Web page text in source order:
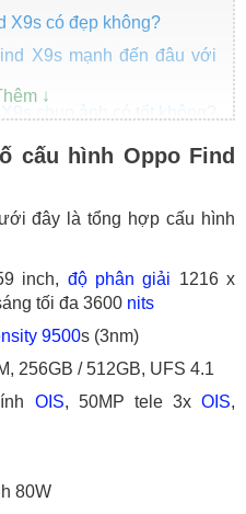
X9s có đẹp không?
X9s mạnh đến đâu với
được bao lâu?
Find X9s có mạnh trong
cấu hình Oppo Find
đây là tổng hợp cấu hình
inch, độ phân giải 1216 x
tối đa 3600 nits
9500s (3nm)
256GB / 512GB, UFS 4.1
OIS, 50MP tele 3x OIS,
80W